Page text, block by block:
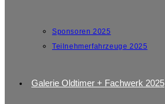
Sponsoren 2025
Teilnehmerfahrzeuge 2025
Galerie Oldtimer + Fachwerk 2025